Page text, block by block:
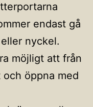
endast gå
nyckel.
möjligt att från
öppna med